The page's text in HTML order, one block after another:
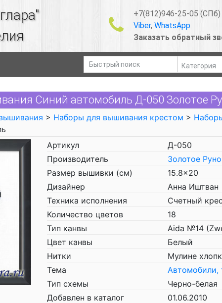
+7(812)946-25-05 (СПб)
Viber, WhatsApp
Заказать обратный
Синий автомобиль Д-050 Золотое
> Наборы для вышивания крестом >
Артикул
Д-050
Производитель
Золотое Руно
Размер вышивки (см)
15.8x20
Дизайнер
Анна Иштван
Техника исполнения
Счетный
Количество цветов
18
Тип канвы
Aida №14
Цвет канвы
Белый
Нитки
Мулине
Тема
Автомобили,
Тип схемы
Черно-белая
Добавлен в каталог
01.06.2010